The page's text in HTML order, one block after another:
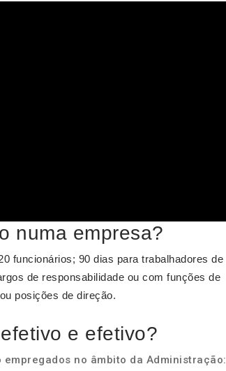
numa empresa?
funcionários; 90 dias para trabalhadores de
de responsabilidade ou com funções de
posições de direção.
e efetivo?
no âmbito da Administração: